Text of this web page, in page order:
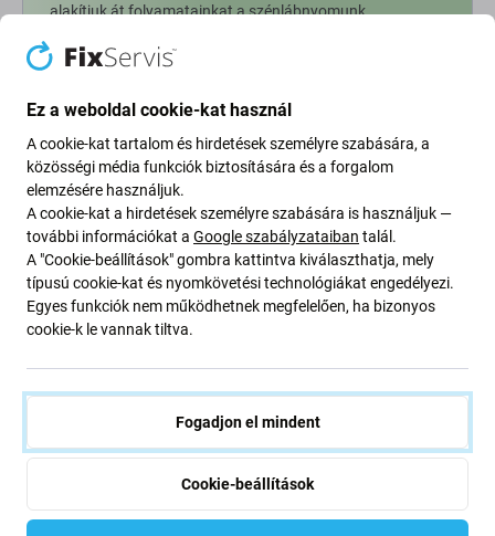
alakítjuk át folyamatainkat a szénlábnyomunk
Newsletter Fix
Iratkozzon fel, hogy rendszeresen tájékoztatást kapjon az
ajánlatunkról szóló kedvezményekről és hírekről. Ugyanakkor
ennek az űrlapnak a benyújtásával megerősítem, hogy több mint
16 éves vagyok
Egyetértek azzal, hogy híreket kapjak
Ez a weboldal cookie-kat használ
A cookie-kat tartalom és hirdetések személyre szabására, a
közösségi média funkciók biztosítására és a forgalom
elemzésére használjuk.
A cookie-kat a hirdetések személyre szabására is használjuk —
további információkat a Google szabályzataiban talál.
A "Cookie-beállítások" gombra kattintva kiválaszthatja, mely
típusú cookie-kat és nyomkövetési technológiákat engedélyezi.
Egyes funkciók nem működhetnek megfelelően, ha bizonyos
cookie-k le vannak tiltva.
Fogadjon el mindent
Cookie-beállítások